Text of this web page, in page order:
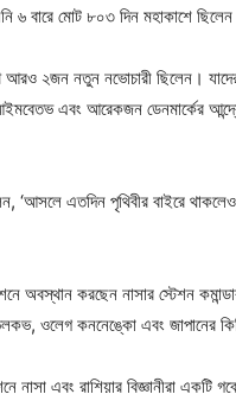
৬ বারে মোট ৮০৩ দিন মহাকাশে
২জন নতুন নভোচারী ছিলেন।
এবং আরেকজন ডেনমার্কের
‘আসলে এতদিন পৃথিবীর বাইরে
অবস্থান করছেন নাসার স্টেশন
ওলেগ কননেঙ্কো এবং জাপানের
নাসা এবং রাশিয়ার বিজ্ঞানীরা একটি